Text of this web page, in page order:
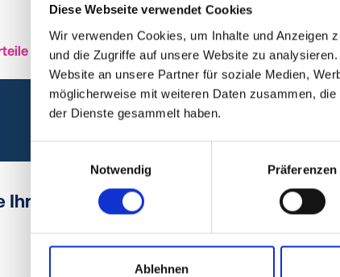
Diese Webseite verwendet Cookies
Wir verwenden Cookies, um Inhalte und Anzeigen
und die Zugriffe auf unsere Website zu
Website an unsere Partner für soziale Medien,
möglicherweise mit weiteren Daten zusammen,
der Dienste gesammelt haben.
Notwendig
Präferenzen
Ablehnen
entdecken
Ihren passenden Artikel der VCE: